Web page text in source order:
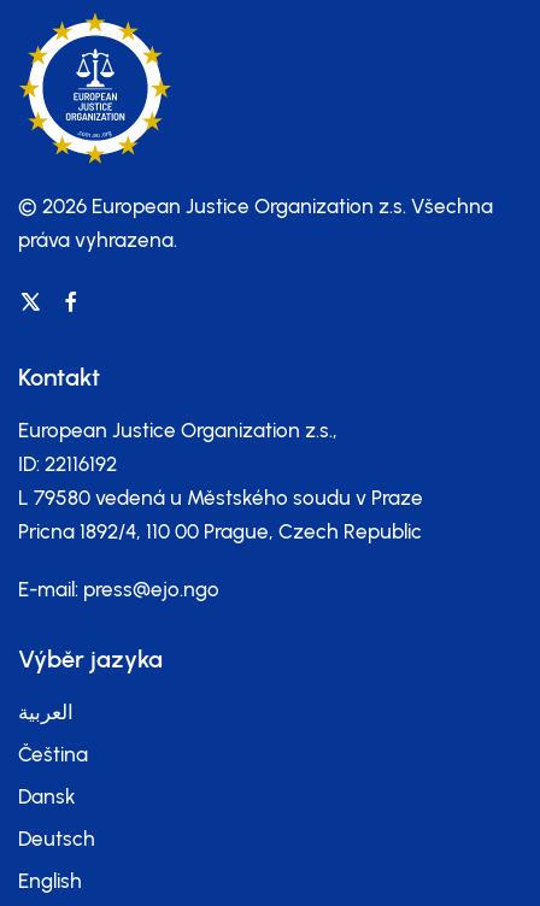
© 2026 European Justice Organization z.s. Všechna
práva vyhrazena.
Kontakt
European Justice Organization z.s.,
ID: 22116192
L 79580 vedená u Městského soudu v Praze
Pricna 1892/4, 110 00 Prague, Czech Republic
E-mail: press@ejo.ngo
Výběr jazyka
العربية
Čeština
Dansk
Deutsch
English